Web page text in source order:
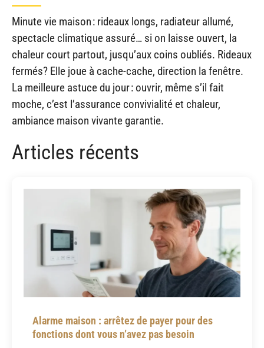
Minute vie maison : rideaux longs, radiateur allumé,
spectacle climatique assuré… si on laisse ouvert, la
chaleur court partout, jusqu’aux coins oubliés. Rideaux
fermés? Elle joue à cache-cache, direction la fenêtre.
La meilleure astuce du jour : ouvrir, même s’il fait
moche, c’est l’assurance convivialité et chaleur,
ambiance maison vivante garantie.
Articles récents
Alarme maison : arrêtez de payer pour des
fonctions dont vous n’avez pas besoin